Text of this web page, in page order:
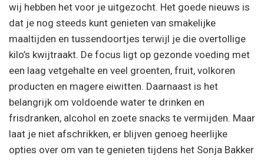
wij hebben het voor je uitgezocht. Het goede nieuws is
dat je nog steeds kunt genieten van smakelijke
maaltijden en tussendoortjes terwijl je die overtollige
kilo’s kwijtraakt. De focus ligt op gezonde voeding met
een laag vetgehalte en veel groenten, fruit, volkoren
producten en magere eiwitten. Daarnaast is het
belangrijk om voldoende water te drinken en
frisdranken, alcohol en zoete snacks te vermijden. Maar
laat je niet afschrikken, er blijven genoeg heerlijke
opties over om van te genieten tijdens het Sonja Bakker